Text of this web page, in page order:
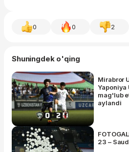
0 0 2
Shuningdek o'qing
Mirabror
mag'lub
aylandi
23 –